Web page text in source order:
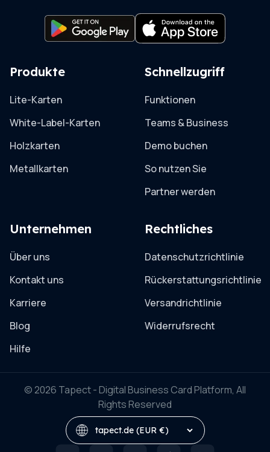
Produkte
Lite-Karten
White-Label-Karten
Holzkarten
Metallkarten
Schnellzugriff
Funktionen
Teams & Business
Demo buchen
So nutzen Sie
Partner werden
Unternehmen
Über uns
Kontakt uns
Karriere
Blog
Hilfe
Rechtliches
Datenschutzrichtlinie
Rückerstattungsrichtlinie
Versandrichtlinie
Widerrufsrecht
© 2026 Tapect - Digital Business Card Platform, All
Rights Reserved